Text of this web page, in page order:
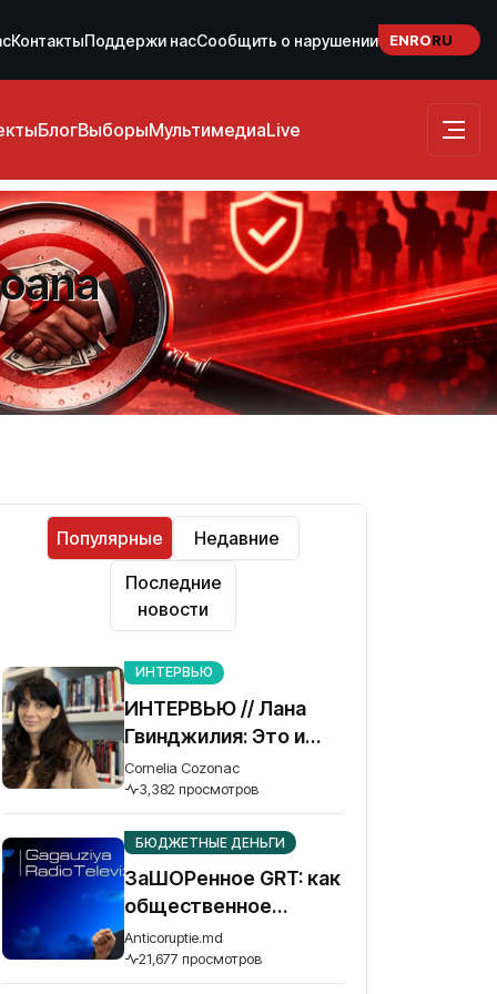
КонтактыПоддержи насСообщить о нарушении ENRORU
БлогВыборыМультимедиаLive
Популярные
Недавние
Последние
новости
ИНТЕРВЬЮ
ИНТЕРВЬЮ // Лана
Гвинджилия: Это и
наша война. Без
победы Украины
Грузия не спасется
Cornelia Cozonac
3,382 просмотров
БЮДЖЕТНЫЕ ДЕНЬГИ
ЗаШОРенное GRT: как
общественное
телевидение Гагаузии
превратилось в рупор
осужденного
Anticoruptie.md
21,677 просмотров